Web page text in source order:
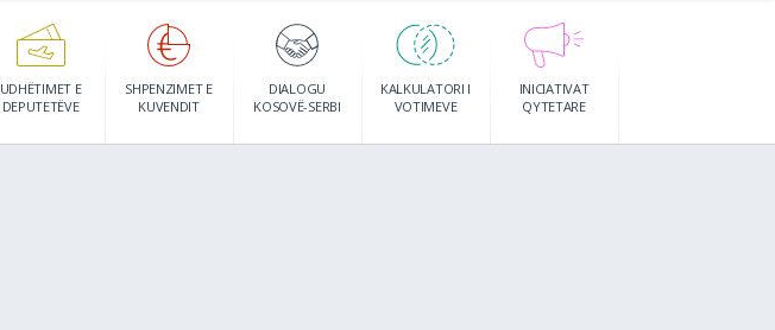
UDHËTIMET E
DEPUTETËVE
SHPENZIMET E
KUVENDIT
DIALOGU
KOSOVË-SERBI
KALKULATORI I
VOTIMEVE
INICIATIVAT
QYTETARE